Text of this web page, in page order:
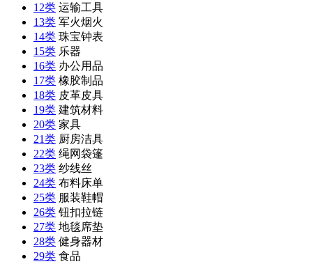
12类 运输工具
13类 军火烟火
14类 珠宝钟表
15类 乐器
16类 办公用品
17类 橡胶制品
18类 皮革皮具
19类 建筑材料
20类 家具
21类 厨房洁具
22类 绳网袋篷
23类 纱线丝
24类 布料床单
25类 服装鞋帽
26类 钮扣拉链
27类 地毯席垫
28类 健身器材
29类 食品